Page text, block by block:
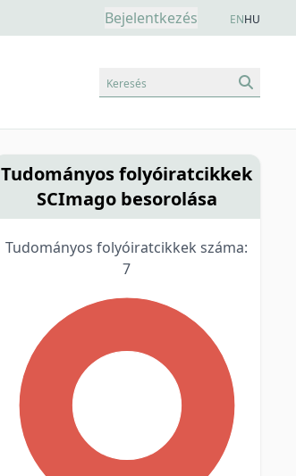
Bejelentkezés ENHU
Keresés
Tudományos folyóiratcikkek
SCImago besorolása
Tudományos folyóiratcikkek száma:
7